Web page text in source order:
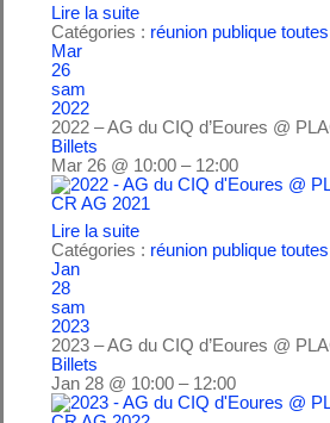
Lire la suite
Catégories : réunion publique toutes
Mar
26
sam
2022
2022 – AG du CIQ d’Eoures @
Billets
Mar 26 @ 10:00 – 12:00
CR AG 2021
Lire la suite
Catégories : réunion publique toutes
Jan
28
sam
2023
2023 – AG du CIQ d’Eoures @
Billets
Jan 28 @ 10:00 – 12:00